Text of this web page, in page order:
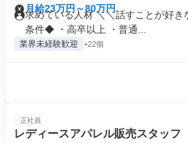
月給23万円～80万円
求めている人材 ＼＼話すことが好
条件◆ ・高卒以上 ・普通...
業界未経験歓迎 +22個
正社員
レディースアパレル販売スタッフ